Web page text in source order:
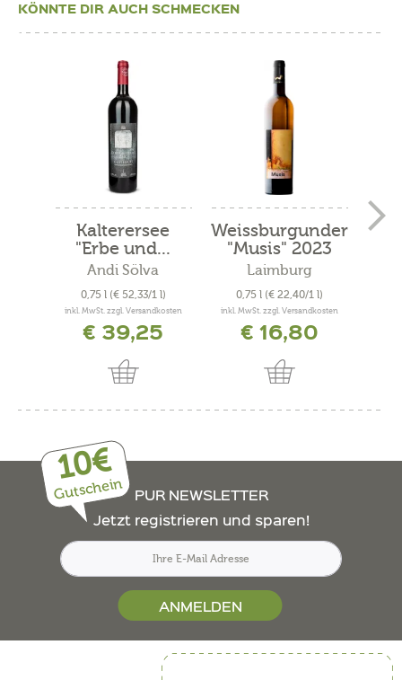
KÖNNTE DIR AUCH SCHMECKEN
Kalterersee
"Erbe und...
Andi Sölva
0,75 l (€ 52,33/1 l)
inkl. MwSt. zzgl. Versandkosten
€ 39,25
Weissburgunder
"Musis" 2023
Laimburg
0,75 l (€ 22,40/1 l)
inkl. MwSt. zzgl. Versandkosten
€ 16,80
10€
Gutschein
PUR NEWSLETTER
Jetzt registrieren und sparen!
ANMELDEN